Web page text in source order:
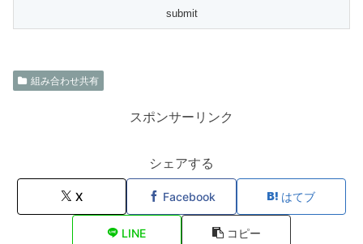
組み合わせ共有
スポンサーリンク
シェアする
X Facebook はてブ
LINE コピー